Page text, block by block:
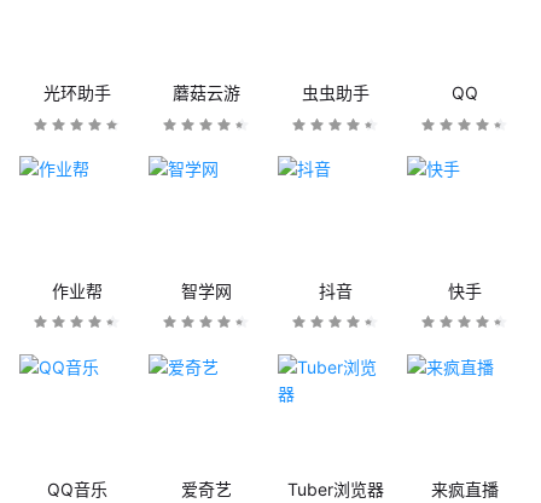
光环助手 蘑菇云游 虫虫助手 QQ
作业帮 智学网 抖音 快手
QQ音乐 爱奇艺 Tuber浏览器 来疯直播